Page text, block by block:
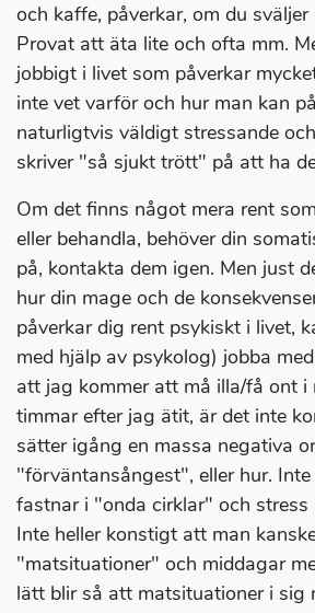
och kaffe, påverkar, om du
Provat att äta lite och ofta mm.
jobbigt i livet som påverkar
inte vet varför och hur man kan
naturligtvis väldigt stressande
skriver "så sjukt trött" på att ha
Om det finns något mera rent
eller behandla, behöver din
på, kontakta dem igen. Men just
hur din mage och de
påverkar dig rent psykiskt i livet,
med hjälp av psykolog) jobba
att jag kommer att må illa/få ont i
timmar efter jag ätit, är det inte
sätter igång en massa negativa
"förväntansångest", eller hur.
fastnar i "onda cirklar" och stress
Inte heller konstigt att man
"matsituationer" och middagar
lätt blir så att matsituationer i sig